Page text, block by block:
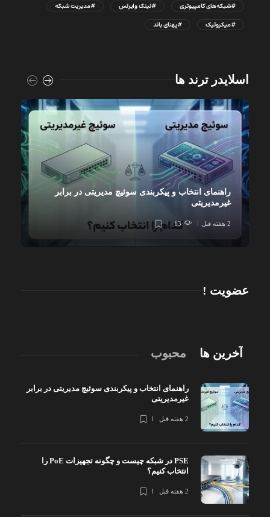
#شبکه‌های کامپیوتری
#لینک وایرلس
#مدیریت شبکه
#میکروتیک
#پهنای باند
اسلایدر ترند ها
راهنمای انتخاب و پیکربندی سوئیچ مدیریتی در برابر
غیرمدیریتی
2 هفته قبل 13
عضویت !
آخرین ها محبوب
راهنمای انتخاب و پیکربندی سوئیچ مدیریتی در برابر
غیرمدیریتی
2 هفته قبل
PSE در شبکه چیست و چگونه تجهیزات PoE را
انتخاب کنیم؟
2 هفته قبل